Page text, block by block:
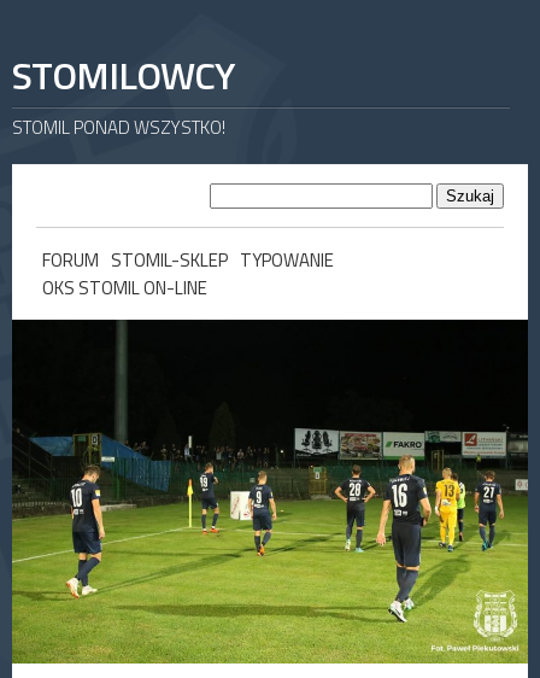
STOMILOWCY
STOMIL PONAD WSZYSTKO!
FORUM STOMIL-SKLEP TYPOWANIE
OKS STOMIL ON-LINE